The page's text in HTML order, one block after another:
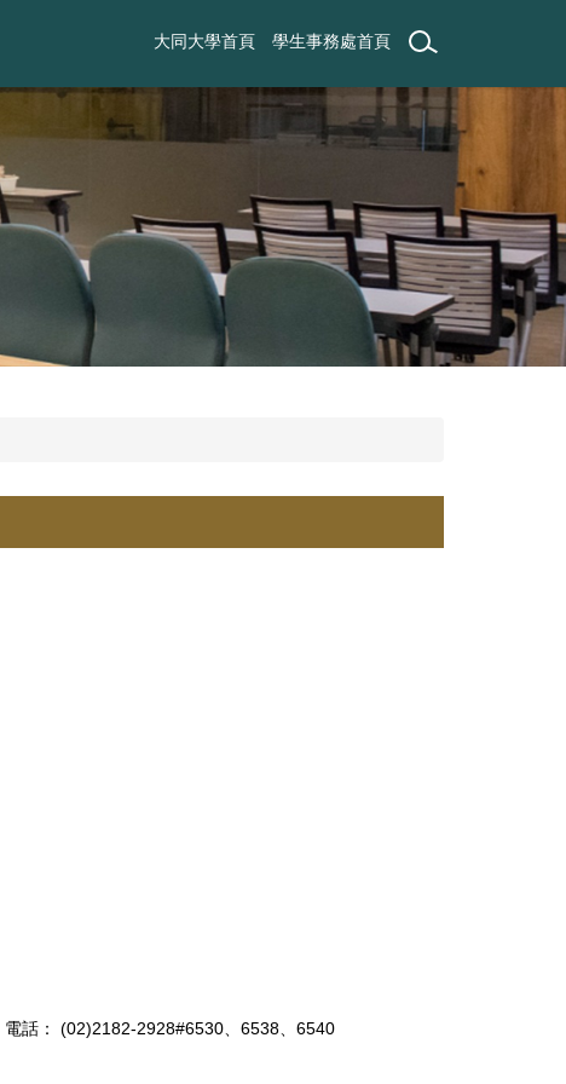
大同大學首頁 學生事務處首頁
電話： (02)2182-2928#6530、6538、6540